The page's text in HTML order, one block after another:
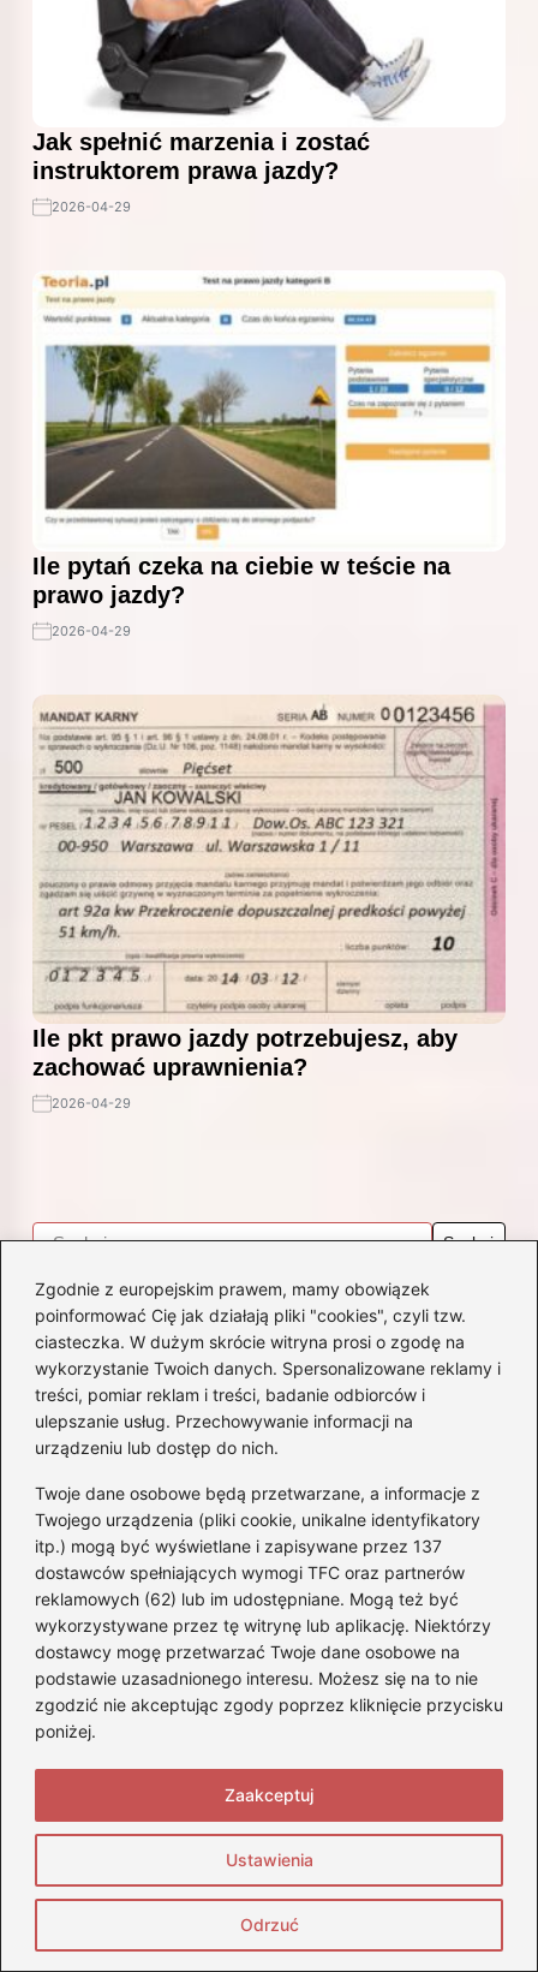
Zgodnie z europejskim prawem, mamy obowiązek
poinformować Cię jak działają pliki "cookies", czyli tzw.
ciasteczka. W dużym skrócie witryna prosi o zgodę na
wykorzystanie Twoich danych. Spersonalizowane reklamy i
treści, pomiar reklam i treści, badanie odbiorców i
ulepszanie usług. Przechowywanie informacji na
urządzeniu lub dostęp do nich.
Twoje dane osobowe będą przetwarzane, a informacje z
Twojego urządzenia (pliki cookie, unikalne identyfikatory
itp.) mogą być wyświetlane i zapisywane przez 137
dostawców spełniających wymogi TFC oraz partnerów
reklamowych (62) lub im udostępniane. Mogą też być
wykorzystywane przez tę witrynę lub aplikację. Niektórzy
dostawcy mogę przetwarzać Twoje dane osobowe na
podstawie uzasadnionego interesu. Możesz się na to nie
zgodzić nie akceptując zgody poprzez kliknięcie przycisku
poniżej.
Ustawienia
Odrzuć
Zaakceptuj
Jak spełnić marzenia i zostać
instruktorem prawa jazdy?
2026-04-29
Ile pytań czeka na ciebie w teście na
prawo jazdy?
2026-04-29
Ile pkt prawo jazdy potrzebujesz, aby
zachować uprawnienia?
2026-04-29
Opony
Jakie ciśnienie dla opon
225 45 r17? Przewodnik
Opony Zeetex – czy warto
w nie inwestować?
wybrać, aby zapewnić
sobie bezpieczeństwo na
drodze?
Jak wybrać najlepsze
opony do roweru od